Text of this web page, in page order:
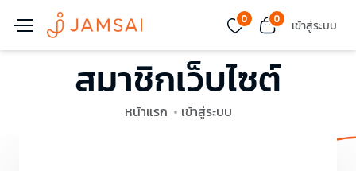
0 0 เข้าสู่ระบบ
สมาชิกเว็บไซต์
หน้าแรก เข้าสู่ระบบ